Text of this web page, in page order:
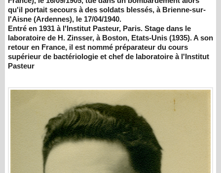
qu'il portait secours à des soldats blessés, à Brienne-sur-
l'Aisne (Ardennes), le 17/04/1940.
Entré en 1931 à l'Institut Pasteur, Paris. Stage dans le
laboratoire de H. Zinsser, à Boston, Etats-Unis (1935). A son
retour en France, il est nommé préparateur du cours
supérieur de bactériologie et chef de laboratoire à l'Institut
Pasteur